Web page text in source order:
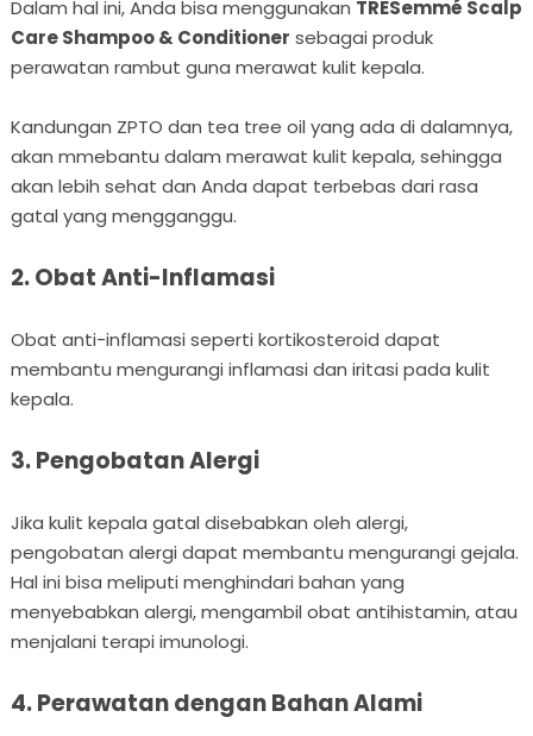
Dalam hal ini, Anda bisa menggunakan TRESemmé Scalp
Care Shampoo & Conditioner sebagai produk
perawatan rambut guna merawat kulit kepala.
Kandungan ZPTO dan tea tree oil yang ada di dalamnya,
akan mmebantu dalam merawat kulit kepala, sehingga
akan lebih sehat dan Anda dapat terbebas dari rasa
gatal yang mengganggu.
2. Obat Anti-Inflamasi
Obat anti-inflamasi seperti kortikosteroid dapat
membantu mengurangi inflamasi dan iritasi pada kulit
kepala.
3. Pengobatan Alergi
Jika kulit kepala gatal disebabkan oleh alergi,
pengobatan alergi dapat membantu mengurangi gejala.
Hal ini bisa meliputi menghindari bahan yang
menyebabkan alergi, mengambil obat antihistamin, atau
menjalani terapi imunologi.
4. Perawatan dengan Bahan Alami